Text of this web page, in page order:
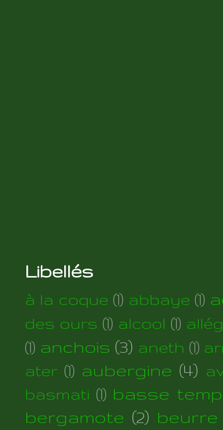
Libellés
à la coque (1) abbaye (1)
des ours (1) alcool (1)
(1) anchois (3) aneth (1)
ater (1) aubergine (4)
basmati (1) basse
bergamote (2) beurre